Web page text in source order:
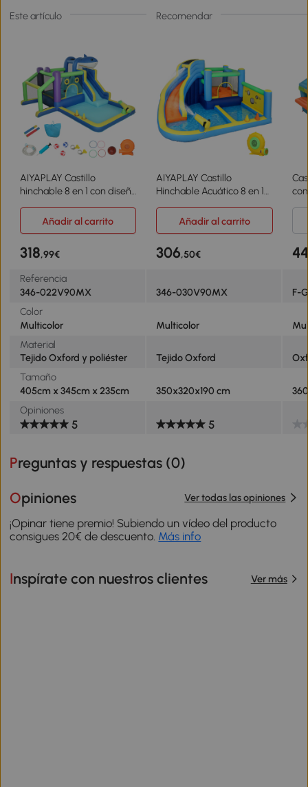
Este artículo Recomendar
AIYAPLAY Castillo
hinchable 8 en 1 con diseño
tobogán piscina trampolín
para 3–8 años
AIYAPLAY Castillo
Hinchable Acuático 8 en 1
Tobogán Trampolín
Escalada Piscinas Canasta
Añadir al carrito Añadir al carrito
318,99€ 306,50€
Referencia
346-022V90MX
346-030V90MX
F-
Color
Multicolor
Multicolor
Material
Tejido Oxford y poliéster
Tejido Oxford
Tamaño
405cm x 345cm x 235cm
350x320x190 cm
Opiniones
5 5
Preguntas y respuestas (0)
Opiniones Ver todas las opiniones
¡Opinar tiene premio! Subiendo un vídeo del producto
consigues 20€ de descuento. Más info
Inspírate con nuestros clientes Ver más